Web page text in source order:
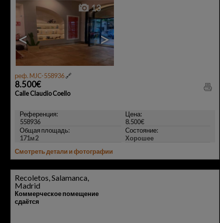
< >
13
реф. MJC-558936🔗
8.500€
Calle Claudio Coello
Референция:
558936
Цена:
8.500€
Общая площадь:
171м2
Состояние:
Хорошее
Смотреть детали и фотографии
Recoletos, Salamanca,
Madrid
Коммерческое помещение
сдаётся